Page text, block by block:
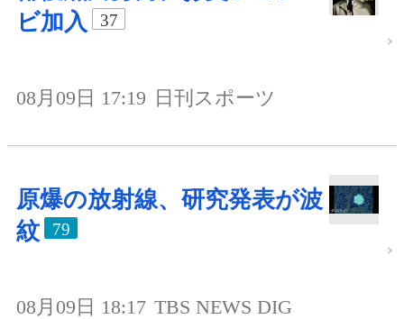
ビ加入
37
08月09日 17:19 日刊スポーツ
原爆の放射線、研究発表が波
紋
79
08月09日 18:17 TBS NEWS DIG